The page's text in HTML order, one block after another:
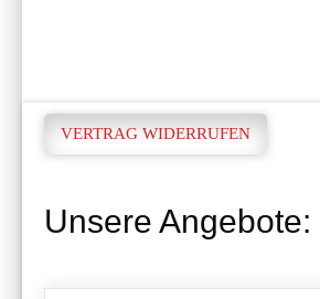
VERTRAG WIDERRUFEN
Unsere Angebote: